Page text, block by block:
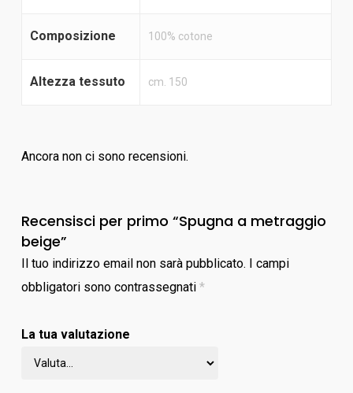
Composizione 100% cotone
Altezza tessuto cm. 150
Ancora non ci sono recensioni.
Recensisci per primo “Spugna a metraggio
beige”
Il tuo indirizzo email non sarà pubblicato. I campi
obbligatori sono contrassegnati *
La tua valutazione